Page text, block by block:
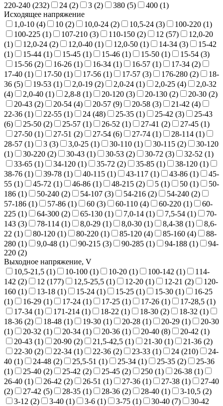
220-240 (232) 24 (2) 3 (2) 380 (5) 400 (1)
Исходящее напряжение
1,0-10 (4) 10 (2) 10,0-24 (2) 10,5-24 (3) 100-220 (1)
100-225 (1) 107-210 (3) 110-150 (2) 12 (57)
12,0-20
(1) 12,0-24 (2) 12,0-40 (1) 12,0-50 (1) 14-34 (3)
15-42
(1) 15-44 (1) 15-45 (1) 15-46 (1) 15-50 (1) 15-54 (3)
15-56 (2) 16-26 (1) 16-34 (1) 16-57 (1) 17-34 (2)
17-40 (1) 17-50 (1) 17-56 (1) 17-57 (3) 176-280 (2)
18-
36 (5) 19-53 (1) 2,0-19 (2) 2,0-24 (1) 2,0-25 (4)
2,0-32
(4) 2,0-40 (1) 2,8-8 (1) 20-120 (3) 20-130 (2) 20-30 (2)
20-43 (2) 20-54 (4) 20-57 (9) 20-58 (3) 21-42 (4)
22-36 (1) 22-55 (1) 24 (48) 25-35 (1) 25-42 (3)
25-43
(6) 25-50 (2) 25-57 (1) 26-52 (1) 27-41 (2) 27-45 (1)
27-50 (1) 27-51 (2) 27-54 (6) 27-74 (1) 28-114 (1)
28-57 (1) 3 (3) 3,0-25 (1) 30-110 (1) 30-115 (2)
30-120
(1) 30-220 (2) 30-43 (1) 30-53 (2) 30-72 (3) 32-52 (1)
33-65 (1) 34-120 (1) 35-72 (2) 35-85 (1) 38-120 (1)
38-76 (1) 39-78 (1) 40-115 (1) 43-117 (1) 43-86 (1)
45-
55 (1) 45-72 (1) 46-86 (1) 48-215 (2) 5 (1) 50 (1)
50-
186 (1) 50-240 (2) 54-107 (3) 54-216 (2) 54-240 (2)
57-186 (1) 57-86 (1) 60 (3) 60-110 (4) 60-220 (1)
60-
225 (1) 64-300 (2) 65-130 (1) 7,0-14 (1) 7,5-54 (1)
70-
143 (3) 78-114 (1) 8,0-29 (1) 8,0-30 (1) 8,4-38 (1)
8,6-
22 (1) 80-120 (1) 80-220 (1) 85-120 (4) 85-160 (4)
88-
280 (1) 9,0-48 (1) 90-215 (3) 90-285 (1) 94-188 (1)
94-
220 (2)
Выходное напряжение, V
10,5-21,5 (1) 10-100 (1) 10-20 (1) 100-142 (1)
114-
142 (2) 12 (177) 12,5-25,5 (1) 12-20 (1) 12-21 (2)
120-
160 (1) 13-18 (1) 15-24 (1) 15-25 (1) 15-30 (1)
16-25
(1) 16-29 (1) 17-24 (1) 17-25 (1) 17-26 (1) 17-28,5 (1)
17-34 (1) 171-214 (1) 18-22 (1) 18-30 (2) 18-32 (1)
18-36 (2) 18-48 (1) 19-30 (1) 20-28 (1) 20-29 (1)
20-30
(1) 20-32 (1) 20-34 (1) 20-36 (1) 20-40 (8) 20-42 (1)
20-43 (1) 20-90 (2) 21,5-42,5 (1) 21-30 (1) 21-36 (2)
22-30 (2) 22-34 (1) 22-36 (2) 23-33 (1) 24 (210)
24-
40 (1) 24-48 (2) 25,5-51 (1) 25-34 (1) 25-35 (2)
25-36
(1) 25-40 (2) 25-42 (2) 25-45 (2) 250 (1) 26-38 (1)
26-40 (1) 26-42 (2) 26-51 (1) 27-36 (1) 27-38 (1)
27-40
(2) 27-42 (5) 28-35 (1) 28-36 (2) 28-40 (1) 3-10,5 (2)
3-12 (2) 3-40 (1) 3-6 (1) 3-75 (1) 30-40 (7)
30-42